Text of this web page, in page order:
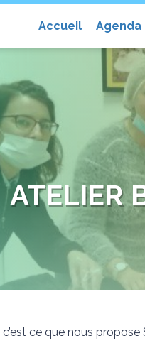
Accueil Agenda
l'Archipel
ATELIER
ce que nous